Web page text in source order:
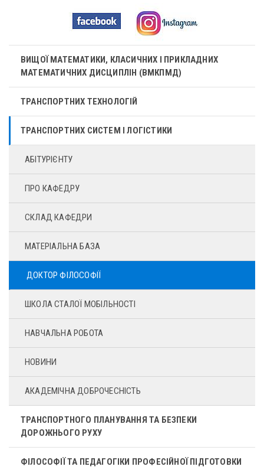
ВИЩОЇ МАТЕМАТИКИ, КЛАСИЧНИХ І ПРИКЛАДНИХ
МАТЕМАТИЧНИХ ДИСЦИПЛІН (ВМКПМД)
ТРАНСПОРТНИХ ТЕХНОЛОГІЙ
ТРАНСПОРТНИХ СИСТЕМ І ЛОГІСТИКИ
АБІТУРІЄНТУ
ПРО КАФЕДРУ
СКЛАД КАФЕДРИ
МАТЕРІАЛЬНА БАЗА
ДОКТОР ФІЛОСОФІЇ
ШКОЛА СТАЛОЇ МОБІЛЬНОСТІ
НАВЧАЛЬНА РОБОТА
НОВИНИ
АКАДЕМІЧНА ДОБРОЧЕСНІСТЬ
ТРАНСПОРТНОГО ПЛАНУВАННЯ ТА БЕЗПЕКИ
ДОРОЖНЬОГО РУХУ
ФІЛОСОФІЇ ТА ПЕДАГОГІКИ ПРОФЕСІЙНОЇ ПІДГОТОВКИ